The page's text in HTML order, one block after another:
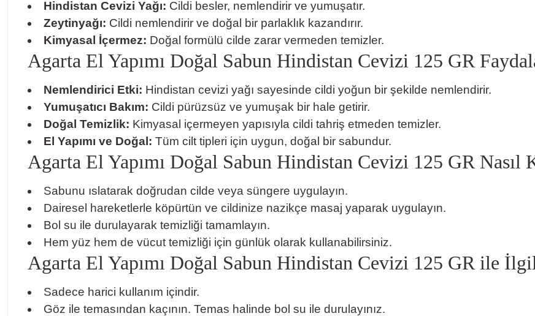
Hindistan Cevizi Yağı: Cildi besler, nemlendirir ve yumuşatır.
Zeytinyağı: Cildi nemlendirir ve doğal bir parlaklık kazandırır.
Kimyasal İçermez: Doğal formülü cilde zarar vermeden temizler.
Agarta El Yapımı Doğal Sabun Hindistan Cevizi 125 GR
Nemlendirici Etki: Hindistan cevizi yağı sayesinde cildi yoğun bir şekilde nemlendirir.
Yumuşatıcı Bakım: Cildi pürüzsüz ve yumuşak bir hale getirir.
Doğal Temizlik: Kimyasal içermeyen yapısıyla cildi tahriş etmeden temizler.
El Yapımı ve Doğal: Tüm cilt tipleri için uygun, doğal bir sabundur.
Agarta El Yapımı Doğal Sabun Hindistan Cevizi 125 GR Nasıl
Sabunu ıslatarak doğrudan cilde veya süngere uygulayın.
Dairesel hareketlerle köpürtün ve cildinize nazikçe masaj yaparak uygulayın.
Bol su ile durulayarak temizliği tamamlayın.
Hem yüz hem de vücut temizliği için günlük olarak kullanabilirsiniz.
Agarta El Yapımı Doğal Sabun Hindistan Cevizi 125 GR ile
Sadece harici kullanım içindir.
Göz ile temasından kaçının. Temas halinde bol su ile durulayınız.